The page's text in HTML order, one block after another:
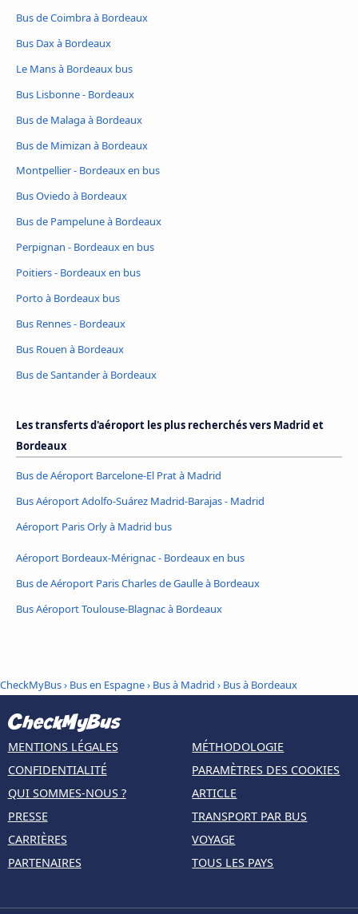
Bus de Coimbra à Bordeaux
Bus Dax à Bordeaux
Le Mans à Bordeaux bus
Bus Lisbonne - Bordeaux
Bus de Malaga à Bordeaux
Bus de Mimizan à Bordeaux
Montpellier - Bordeaux en bus
Bus Oviedo à Bordeaux
Bus de Pampelune à Bordeaux
Perpignan - Bordeaux en bus
Poitiers - Bordeaux en bus
Porto à Bordeaux bus
Bus Rennes - Bordeaux
Bus Rouen à Bordeaux
Bus de Santander à Bordeaux
Les transferts d'aéroport les plus recherchés vers Madrid et
Bordeaux
Bus de Aéroport Barcelone-El Prat à Madrid
Bus Aéroport Adolfo-Suárez Madrid-Barajas - Madrid
Aéroport Paris Orly à Madrid bus
Aéroport Bordeaux-Mérignac - Bordeaux en bus
Bus de Aéroport Paris Charles de Gaulle à Bordeaux
Bus Aéroport Toulouse-Blagnac à Bordeaux
CheckMyBus› Bus en Espagne› Bus à Madrid › Bus à Bordeaux
MENTIONS LÉGALES
CONFIDENTIALITÉ
QUI SOMMES-NOUS ?
PRESSE
CARRIÈRES
PARTENAIRES
MÉTHODOLOGIE
PARAMÈTRES DES COOKIES
ARTICLE
TRANSPORT PAR BUS
VOYAGE
TOUS LES PAYS